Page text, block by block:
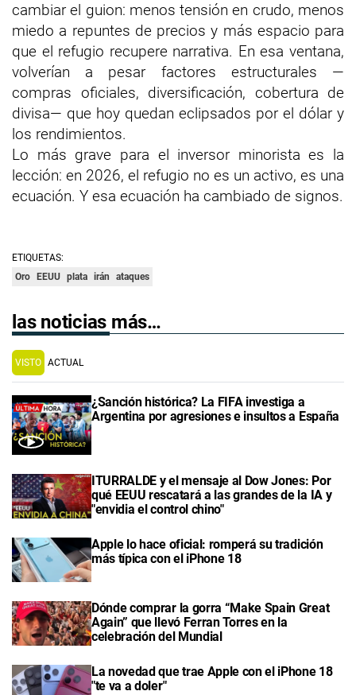
cambiar el guion: menos tensión en crudo, menos
miedo a repuntes de precios y más espacio para
que el refugio recupere narrativa. En esa ventana,
volverían a pesar factores estructurales —
compras oficiales, diversificación, cobertura de
divisa— que hoy quedan eclipsados por el dólar y
los rendimientos.
Lo más grave para el inversor minorista es la
lección: en 2026, el refugio no es un activo, es una
ecuación. Y esa ecuación ha cambiado de signos.
ETIQUETAS:
Oro EEUU plata irán ataques
las noticias más…
VISTO ACTUAL
¿Sanción histórica? La FIFA investiga a
Argentina por agresiones e insultos a España
ITURRALDE y el mensaje al Dow Jones: Por
qué EEUU rescatará a las grandes de la IA y
"envidia el control chino"
Apple lo hace oficial: romperá su tradición
más típica con el iPhone 18
Dónde comprar la gorra “Make Spain Great
Again” que llevó Ferran Torres en la
celebración del Mundial
La novedad que trae Apple con el iPhone 18
"te va a doler"